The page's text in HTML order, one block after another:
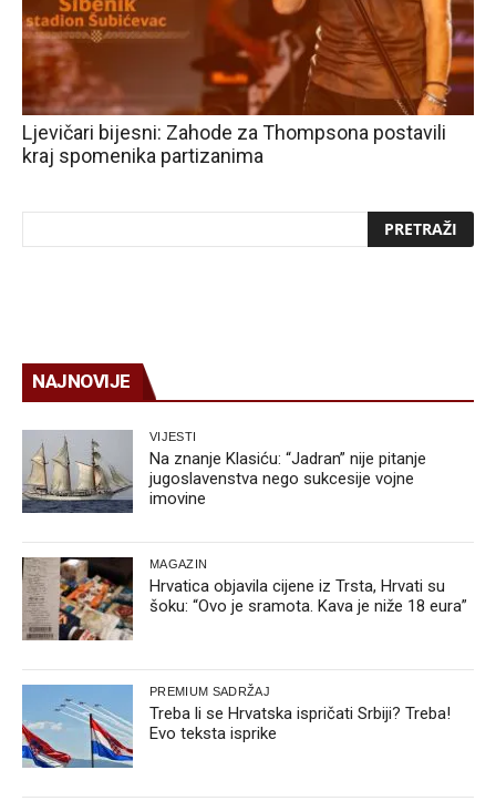
Ljevičari bijesni: Zahode za Thompsona postavili
kraj spomenika partizanima
NAJNOVIJE
VIJESTI
Na znanje Klasiću: “Jadran” nije pitanje
jugoslavenstva nego sukcesije vojne
imovine
MAGAZIN
Hrvatica objavila cijene iz Trsta, Hrvati su
šoku: “Ovo je sramota. Kava je niže 18 eura”
PREMIUM SADRŽAJ
Treba li se Hrvatska ispričati Srbiji? Treba!
Evo teksta isprike